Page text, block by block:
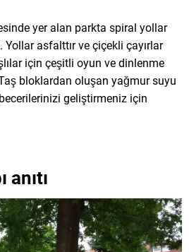
yer alan parkta spiral yollar
asfalttır ve çiçekli çayırlar
için çeşitli oyun ve dinlenme
bloklardan oluşan yağmur suyu
geliştirmeniz için
anıtı